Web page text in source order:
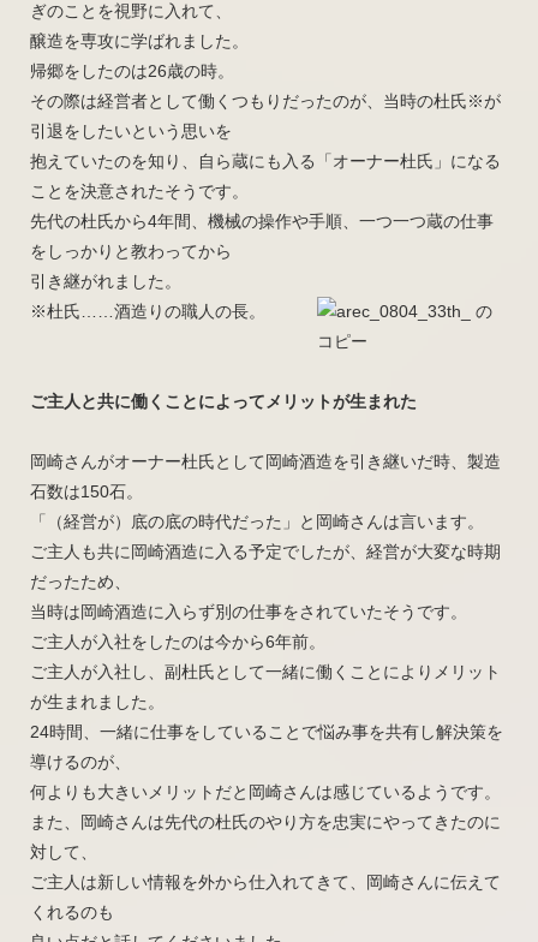
ぎのことを視野に入れて、
醸造を専攻に学ばれました。
帰郷をしたのは26歳の時。
その際は経営者として働くつもりだったのが、当時の杜氏※が
引退をしたいという思いを
抱えていたのを知り、自ら蔵にも入る「オーナー杜氏」になる
ことを決意されたそうです。
先代の杜氏から4年間、機械の操作や手順、一つ一つ蔵の仕事
をしっかりと教わってから
引き継がれました。
※杜氏……酒造りの職人の長。
ご主人と共に働くことによってメリットが生まれた
岡崎さんがオーナー杜氏として岡崎酒造を引き継いだ時、製造
石数は150石。
「（経営が）底の底の時代だった」と岡崎さんは言います。
ご主人も共に岡崎酒造に入る予定でしたが、経営が大変な時期
だったため、
当時は岡崎酒造に入らず別の仕事をされていたそうです。
ご主人が入社をしたのは今から6年前。
ご主人が入社し、副杜氏として一緒に働くことによりメリット
が生まれました。
24時間、一緒に仕事をしていることで悩み事を共有し解決策を
導けるのが、
何よりも大きいメリットだと岡崎さんは感じているようです。
また、岡崎さんは先代の杜氏のやり方を忠実にやってきたのに
対して、
ご主人は新しい情報を外から仕入れてきて、岡崎さんに伝えて
くれるのも